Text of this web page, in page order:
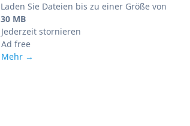
Laden Sie Dateien bis zu einer Größe von
30 MB
Jederzeit stornieren
Ad free
Mehr →